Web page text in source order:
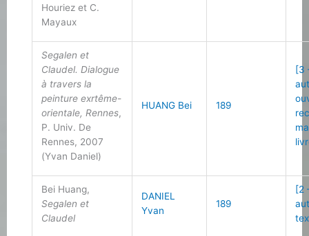
Houriez et C.
Mayaux
Segalen et
Claudel. Dialogue
à travers la
peinture exrtême-
orientale, Rennes,
P. Univ. De
Rennes, 2007
(Yvan Daniel)
HUANG Bei 189
[3
Bei Huang,
Segalen et
Claudel
DANIEL
Yvan
189
[2